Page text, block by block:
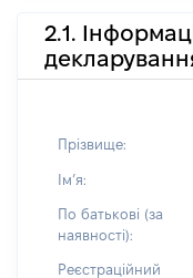
2.1.
Прізвище:
Імʼя:
По батькові (за
наявності):
Реєстраційний